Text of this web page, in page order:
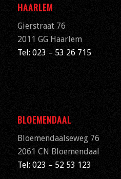
HAARLEM
Gierstraat 76
2011 GG Haarlem
Tel: 023 – 53 26 715
BLOEMENDAAL
Bloemendaalseweg 76
2061 CN Bloemendaal
Tel: 023 – 52 53 123